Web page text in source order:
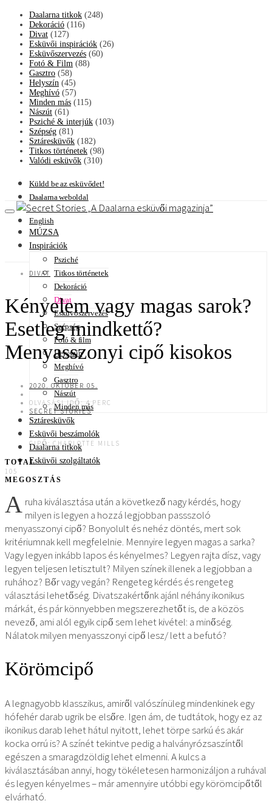
Daalarna titkok (248)
Dekoráció (116)
Divat (127)
Esküvői inspirációk (26)
Esküvőszervezés (60)
Fotó & Film (88)
Gasztro (58)
Helyszín (45)
Meghívó (57)
Minden más (115)
Nászút (61)
Psziché & interjúk (103)
Szépség (81)
Sztáresküvők (182)
Titkos történetek (98)
Valódi esküvők (310)
Küldd be az esküvődet!
Daalarna weboldal
English
A Daalarna esküvői magazinja
MÚZSA
Inspirációk
Psziché
Titkos történetek
Dekoráció
Divat
Esküvőszervezés
Szépség
Fotó & film
Helyszín
Meghívó
Gasztro
Nászút
Minden más
Sztáresküvők
Esküvői beszámolók
Daalarna titkok
Esküvői szolgáltatók
DIVAT
Kényelem vagy magas sarok?
Esetleg mindkettő?
Menyasszonyi cipő kisokos
2020. OKTÓBER 05.
OLVASÁSI IDŐ: 4 PERC
SECRET STORIES
CIPŐ: CHARLOTTE MILLS
TOTAL
105
MEGOSZTÁS
A ruha kiválasztása után a következő nagy kérdés, hogy
milyen is legyen a hozzá legjobban passszoló
menyasszonyi cipő? Bonyolult és nehéz döntés, mert sok
kritériumnak kell megfelelnie. Mennyire legyen magas a sarka?
Vagy legyen inkább lapos és kényelmes? Legyen rajta dísz, vagy
legyen teljesen letisztult? Milyen színek illenek a legjobban a
ruhához? Bőr vagy vegán? Rengeteg kérdés és rengeteg
választási lehetőség. Divatszakértőnk ajánl néhány ikonikus
márkát, és pár könnyebben megszerezhetőt is, de a közös
nevező, ami alól egyik cipő sem lehet kivétel: a minőség.
Nálatok milyen menyasszonyi cipő lesz/ lett a befutó?
Körömcipő
A legnagyobb klasszikus, amiről valószínüleg mindenkinek egy
hófehér darab ugrik be elsőre. Igen ám, de tudtátok, hogy ez az
ikonikus darab lehet hátul nyitott, lehet törpe sarkú és akár
kocka orrú is? A színét tekintve pedig a halványrózsaszíntől
egészen a smaragdzöldig lehet elmenni. A kulcs a
kiválasztásában annyi, hogy tökéletesen harmonizáljon a ruhával
és legyen kényelmes – már amennyire utóbbi egy körömcipőtől
elvárható.